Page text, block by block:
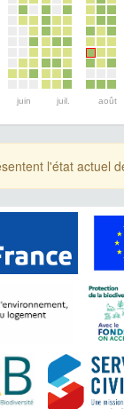
juin juil. août
l'état actuel